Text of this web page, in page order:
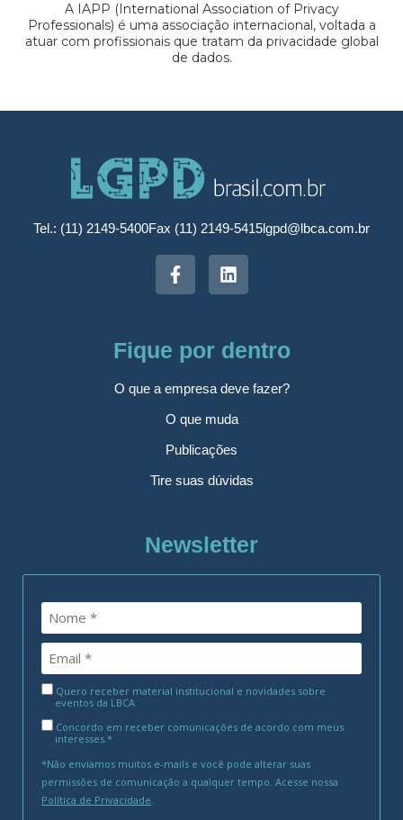
A IAPP (International Association of Privacy
Professionals) é uma associação internacional, voltada a
atuar com profissionais que tratam da privacidade global
de dados.
Tel.: (11) 2149-5400Fax (11) 2149-5415lgpd@lbca.com.br
Fique por dentro
O que a empresa deve fazer?
O que muda
Publicações
Tire suas dúvidas
Newsletter
Quero receber material institucional e novidades sobre
eventos da LBCA
Concordo em receber comunicações de acordo com meus
interesses.*
*Não enviamos muitos e-mails e você pode alterar suas
permissões de comunicação a qualquer tempo. Acesse nossa
Política de Privacidade